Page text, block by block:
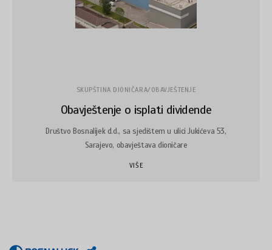
SKUPŠTINA DIONIČARA/OBAVJEŠTENJE
Obavještenje o isplati dividende
Društvo Bosnalijek d.d., sa sjedištem u ulici Jukićeva 53,
Sarajevo, obavještava dioničare
VIŠE